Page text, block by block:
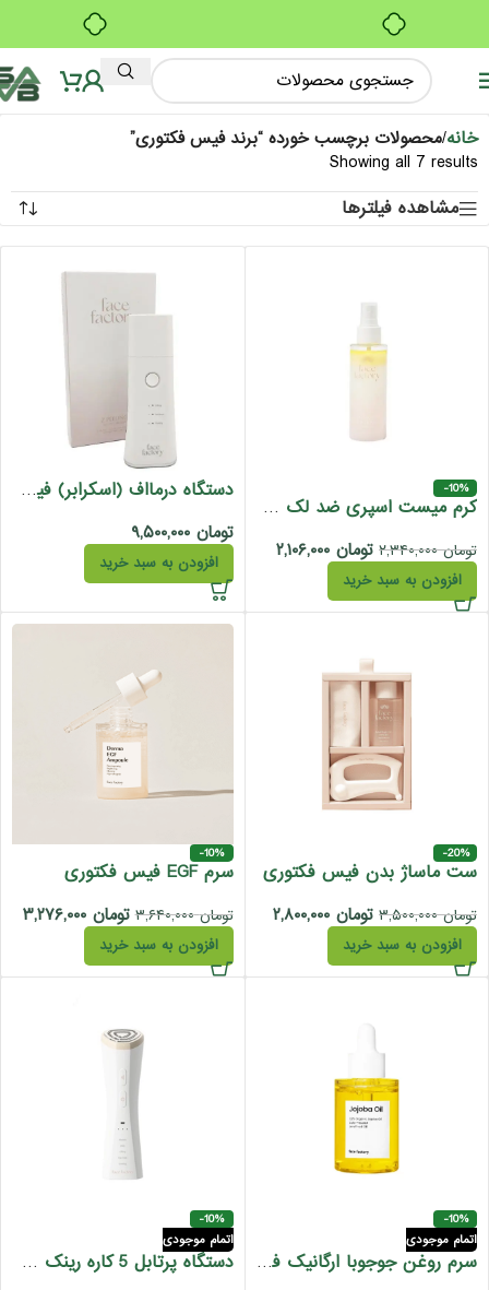
خانه/محصولات برچسب خورده “برند فیس فکتوری”
Showing all 7 results
مشاهده فیلترها
-10%
کرم میست اسپری ضد لک فیس فکتوری 120 میل
تومان۲,۳۴۰,۰۰۰ تومان
افزودن به سبد خرید
دستگاه درمااف (اسکرابر) فیس فکتوری مدل زد گلد پیلینگ
تومان
افزودن به سبد خرید
-20%
ست ماساژ بدن فیس فکتوری
تومان۳,۵۰۰,۰۰۰ تومان
افزودن به سبد خرید
-10%
سرم EGF فیس فکتوری
تومان۳,۶۴۰,۰۰۰ تومان
افزودن به سبد خرید
-10%
اتمام موجودی
سرم روغن جوجوبا ارگانیک فیس فکتوری 30 میل
-10%
اتمام موجودی
دستگاه پرتابل 5 کاره رینک شات فیس فکتوری